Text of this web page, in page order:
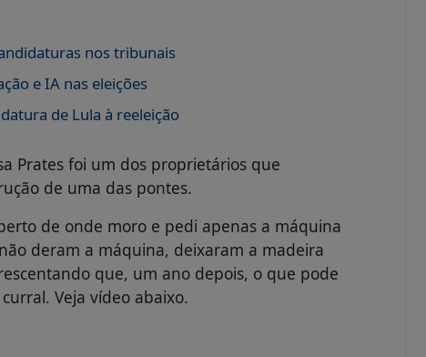
nos tribunais
e IA nas eleições
de Lula à reeleição
Prates foi um dos proprietários que
de uma das pontes.
de onde moro e pedi apenas a máquina
deram a máquina, deixaram a madeira
que, um ano depois, o que pode
Veja vídeo abaixo.